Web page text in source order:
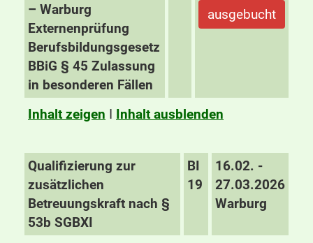
– Warburg
Externenprüfung
Berufsbildungsgesetz
BBiG § 45 Zulassung
in besonderen Fällen
ausgebucht
Inhalt zeigen I Inhalt ausblenden
Qualifizierung zur
zusätzlichen
Betreuungskraft nach §
53b SGBXI
BI
19
16.02. -
27.03.2026
Warburg